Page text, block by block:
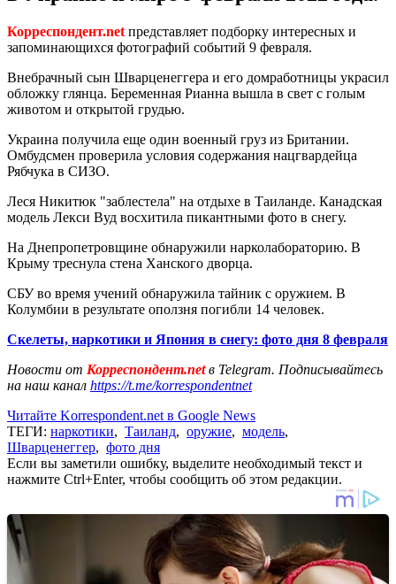
Корреспондент.net представляет подборку интересных и
запоминающихся фотографий событий 9 февраля.
Внебрачный сын Шварценеггера и его домработницы украсил
обложку глянца. Беременная Рианна вышла в свет с голым
животом и открытой грудью.
Украина получила еще один военный груз из Британии.
Омбудсмен проверила условия содержания нацгвардейца
Рябчука в СИЗО.
Леся Никитюк "заблестела" на отдыхе в Таиланде. Канадская
модель Лекси Вуд восхитила пикантными фото в снегу.
На Днепропетровщине обнаружили нарколабораторию. В
Крыму треснула стена Ханского дворца.
СБУ во время учений обнаружила тайник с оружием. В
Колумбии в результате оползня погибли 14 человек.
Скелеты, наркотики и Япония в снегу: фото дня 8 февраля
Новости от Корреспондент.netв Telegram. Подписывайтесь
на наш канал https://t.me/korrespondentnet
Читайте Korrespondent.net в Google News
ТЕГИ: наркотики, Таиланд, оружие, модель,
Шварценеггер, фото дня
Если вы заметили ошибку, выделите необходимый текст и
нажмите Ctrl+Enter, чтобы сообщить об этом редакции.